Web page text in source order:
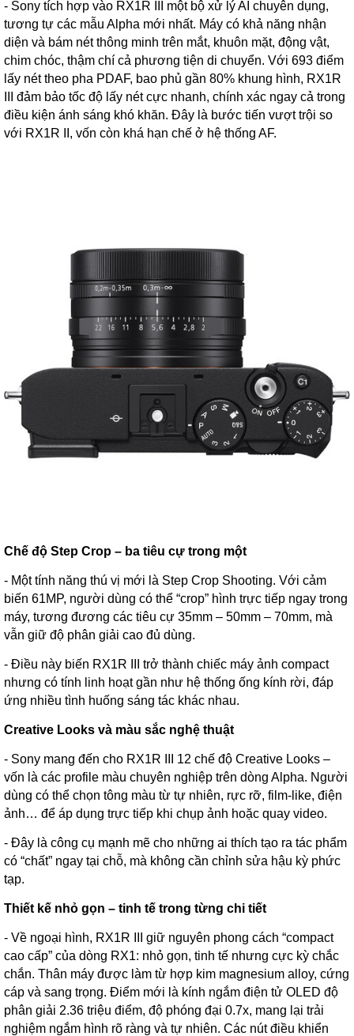
- Sony tích hợp vào RX1R III một bộ xử lý AI chuyên dụng,
tương tự các mẫu Alpha mới nhất. Máy có khả năng nhận
diện và bám nét thông minh trên mắt, khuôn mặt, động vật,
chim chóc, thậm chí cả phương tiện di chuyển. Với 693 điểm
lấy nét theo pha PDAF, bao phủ gần 80% khung hình, RX1R
III đảm bảo tốc độ lấy nét cực nhanh, chính xác ngay cả trong
điều kiện ánh sáng khó khăn. Đây là bước tiến vượt trội so
với RX1R II, vốn còn khá hạn chế ở hệ thống AF.
Chế độ Step Crop – ba tiêu cự trong một
- Một tính năng thú vị mới là Step Crop Shooting. Với cảm
biến 61MP, người dùng có thể “crop” hình trực tiếp ngay trong
máy, tương đương các tiêu cự 35mm – 50mm – 70mm, mà
vẫn giữ độ phân giải cao đủ dùng.
- Điều này biến RX1R III trở thành chiếc máy ảnh compact
nhưng có tính linh hoạt gần như hệ thống ống kính rời, đáp
ứng nhiều tình huống sáng tác khác nhau.
Creative Looks và màu sắc nghệ thuật
- Sony mang đến cho RX1R III 12 chế độ Creative Looks –
vốn là các profile màu chuyên nghiệp trên dòng Alpha. Người
dùng có thể chọn tông màu từ tự nhiên, rực rỡ, film-like, điện
ảnh… để áp dụng trực tiếp khi chụp ảnh hoặc quay video.
- Đây là công cụ mạnh mẽ cho những ai thích tạo ra tác phẩm
có “chất” ngay tại chỗ, mà không cần chỉnh sửa hậu kỳ phức
tạp.
Thiết kế nhỏ gọn – tinh tế trong từng chi tiết
- Về ngoại hình, RX1R III giữ nguyên phong cách “compact
cao cấp” của dòng RX1: nhỏ gọn, tinh tế nhưng cực kỳ chắc
chắn. Thân máy được làm từ hợp kim magnesium alloy, cứng
cáp và sang trọng. Điểm mới là kính ngắm điện tử OLED độ
phân giải 2.36 triệu điểm, độ phóng đại 0.7x, mang lại trải
nghiệm ngắm hình rõ ràng và tự nhiên. Các nút điều khiển